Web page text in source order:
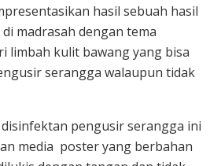
hasil sebuah hasil
madrasah dengan tema
limbah kulit bawang yang bisa
serangga walaupun tidak
pengusir serangga ini
media poster yang berbahan